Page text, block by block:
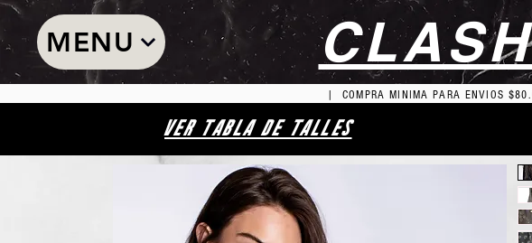
MENU
| COMPRA MINIMA PARA ENVIOS
VER TABLA DE TALLES